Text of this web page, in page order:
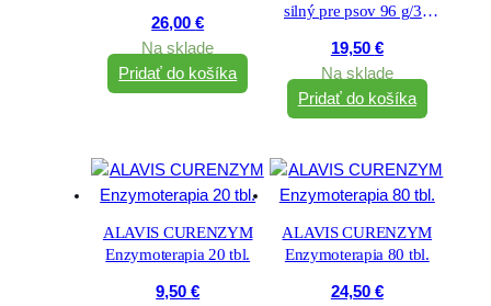
26,00€
Na sklade
Pridať do košíka
silný pre psov 96 g/30
19,50 €
Na sklade
Pridať do košíka
ALAVIS CURENZYM
Enzymoterapia 20 tbl.
9,50€
ALAVIS CURENZYM
Enzymoterapia 80 tbl.
24,50 €